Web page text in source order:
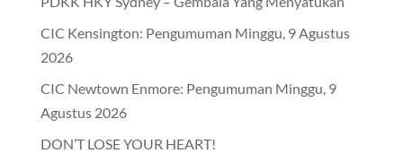
CIC Kensington: Pengumuman Minggu, 9 Agustus
2026
CIC Newtown Enmore: Pengumuman Minggu, 9
Agustus 2026
DON’T LOSE YOUR HEART!